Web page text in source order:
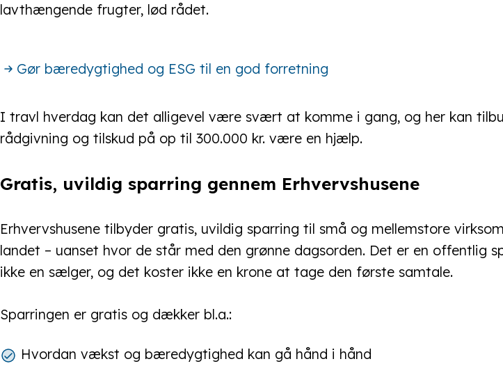
lavthængende frugter, lød rådet.
Gør bæredygtighed og ESG til en god forretning
I travl hverdag kan det alligevel være svært at komme i gang, og her kan
rådgivning og tilskud på op til 300.000 kr. være en hjælp.
Gratis, uvildig sparring gennem Erhvervshusene
Erhvervshusene tilbyder gratis, uvildig sparring til små og mellemstore
landet – uanset hvor de står med den grønne dagsorden. Det er en offentlig
ikke en sælger, og det koster ikke en krone at tage den første samtale.
Sparringen er gratis og dækker bl.a.:
Hvordan vækst og bæredygtighed kan gå hånd i hånd